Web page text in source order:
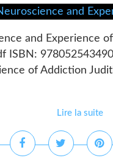
and Experience
ISBN:
of Addiction
Lire la suite